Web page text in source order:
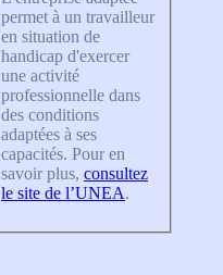
permet à un travailleur
en situation de
handicap d'exercer
une activité
professionnelle dans
des conditions
adaptées à ses
capacités. Pour en
savoir plus, consultez
le site de l’UNEA.